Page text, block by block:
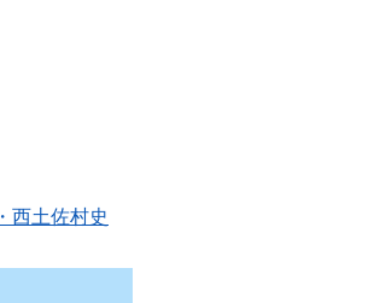
西土佐村史